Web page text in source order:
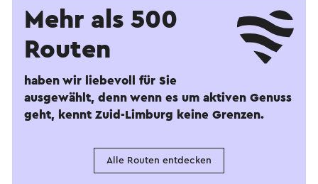
Mehr als 500
Routen
haben wir liebevoll für Sie
ausgewählt, denn wenn es um aktiven Genuss
geht, kennt Zuid-Limburg keine Grenzen.
Alle Routen entdecken